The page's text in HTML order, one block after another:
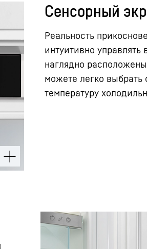
Сенсорный
Реальность
интуитивно
наглядно
можете легко
температуру